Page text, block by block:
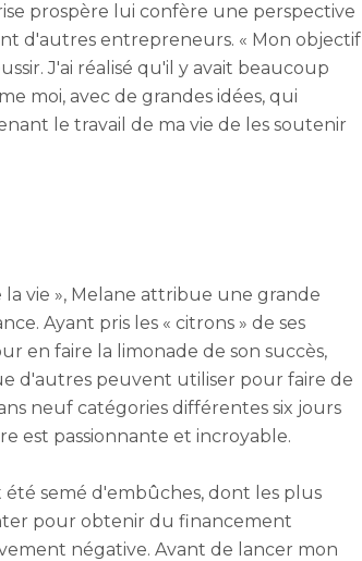
prospère lui confère une perspective
d'autres entrepreneurs. « Mon objectif
J'ai réalisé qu'il y avait beaucoup
moi, avec de grandes idées, qui
le travail de ma vie de les soutenir
vie », Melane attribue une grande
Ayant pris les « citrons » de ses
en faire la limonade de son succès,
d'autres peuvent utiliser pour faire de
neuf catégories différentes six jours
est passionnante et incroyable.
semé d'embûches, dont les plus
pour obtenir du financement
négative. Avant de lancer mon